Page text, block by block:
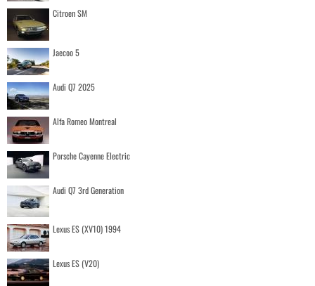
Citroen SM
Jaecoo 5
Audi Q7 2025
Alfa Romeo Montreal
Porsche Cayenne Electric
Audi Q7 3rd Generation
Lexus ES (XV10) 1994
Lexus ES (V20)